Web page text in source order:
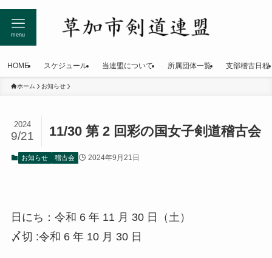
menu
HOME スケジュール 当連盟について 所属団体一覧 支部稽古日程
ホーム お知らせ
11/30 第 2 回彩の国女子剣道稽古会
2024
9/21
お知らせ 稽古会 2024年9月21日
日にち：令和 6 年 11 月 30 日（土）
〆切 :令和 6 年 10 月 30 日